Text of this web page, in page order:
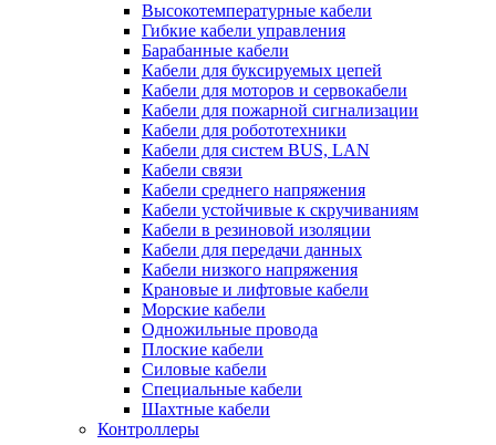
Высокотемпературные кабели
Гибкие кабели управления
Барабанные кабели
Кабели для буксируемых цепей
Кабели для моторов и сервокабели
Кабели для пожарной сигнализации
Кабели для робототехники
Кабели для систем BUS, LAN
Кабели связи
Кабели среднего напряжения
Кабели устойчивые к скручиваниям
Кабели в резиновой изоляции
Кабели для передачи данных
Кабели низкого напряжения
Крановые и лифтовые кабели
Морские кабели
Одножильные провода
Плоские кабели
Силовые кабели
Специальные кабели
Шахтные кабели
Контроллеры